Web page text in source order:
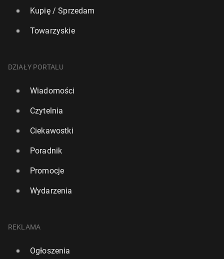
Kupię / Sprzedam
Towarzyskie
DZIAŁY PORTALU
Wiadomości
Czytelnia
Ciekawostki
Poradnik
Promocje
Wydarzenia
REKLAMA
Ogłoszenia